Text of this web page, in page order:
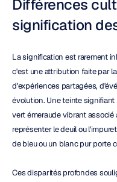
Différences
signification
La signification est rarement
c'est une attribution faite par
d'expériences partagées,
évolution. Une teinte
vert émeraude vibrant
représenter le deuil ou
de bleu ou un blanc pur porte
Ces disparités profondes